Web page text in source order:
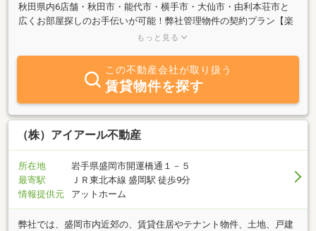
秋田県内6店舗・秋田市・能代市・横手市・大仙市・由利本荘市と
広くお部屋探しのお手伝いが可能！弊社管理物件の契約プラン【楽
賃サポート】で初期費用も抑えられます。豊富な物件量でお客様を
もっと見る
この不動産会社が取り扱う
賃貸物件を探す
（株）アイアール不動産
所在地
岩手県盛岡市開運橋通１－５
最寄駅
ＪＲ東北本線 盛岡駅 徒歩9分
情報提供元
アットホーム
弊社では、盛岡市内近郊の、賃貸住居やテナント物件、土地、戸建